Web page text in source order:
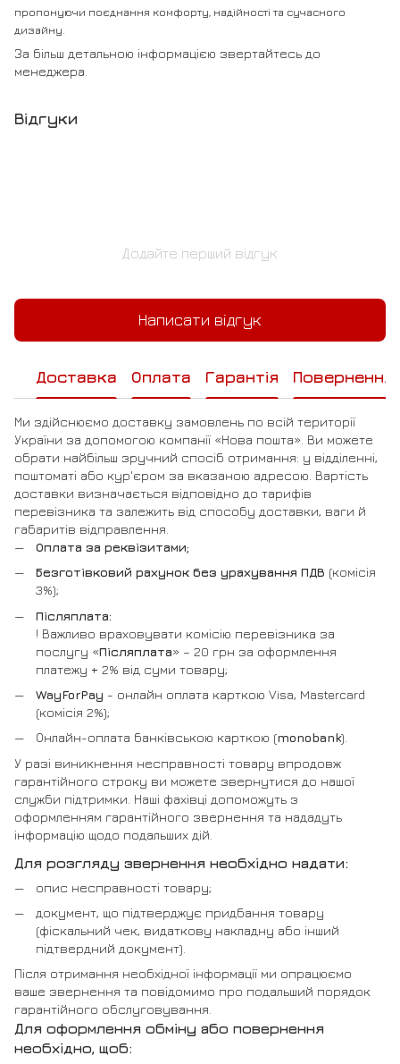
пропонуючи поєднання комфорту, надійності та сучасного
дизайну.
За більш детальною інформацією звертайтесь до
менеджера.
Відгуки
Додайте перший відгук
Написати відгук
Доставка Оплата Гарантія Повернення
Ми здійснюємо доставку замовлень по всій території
України за допомогою компанії «Нова пошта». Ви можете
обрати найбільш зручний спосіб отримання: у відділенні,
поштоматі або кур'єром за вказаною адресою. Вартість
доставки визначається відповідно до тарифів
перевізника та залежить від способу доставки, ваги й
габаритів відправлення.
Оплата за реквізитами;
Безготівковий рахунок без урахування ПДВ (комісія
3%);
Післяплата:
! Важливо враховувати комісію перевізника за
послугу «Післяплата» – 20 грн за оформлення
платежу + 2% від суми товару;
WayForPay - онлайн оплата карткою Visa, Mastercard
(комісія 2%);
Онлайн-оплата банківською карткою (monobank).
У разі виникнення несправності товару впродовж
гарантійного строку ви можете звернутися до нашої
служби підтримки. Наші фахівці допоможуть з
оформленням гарантійного звернення та нададуть
інформацію щодо подальших дій.
Для розгляду звернення необхідно надати:
опис несправності товару;
документ, що підтверджує придбання товару
(фіскальний чек, видаткову накладну або інший
підтвердний документ).
Після отримання необхідної інформації ми опрацюємо
ваше звернення та повідомимо про подальший порядок
гарантійного обслуговування.
Для оформлення обміну або повернення
необхідно, щоб: